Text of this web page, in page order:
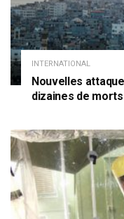
INTERNATIONAL
Nouvelles
dizaines de morts